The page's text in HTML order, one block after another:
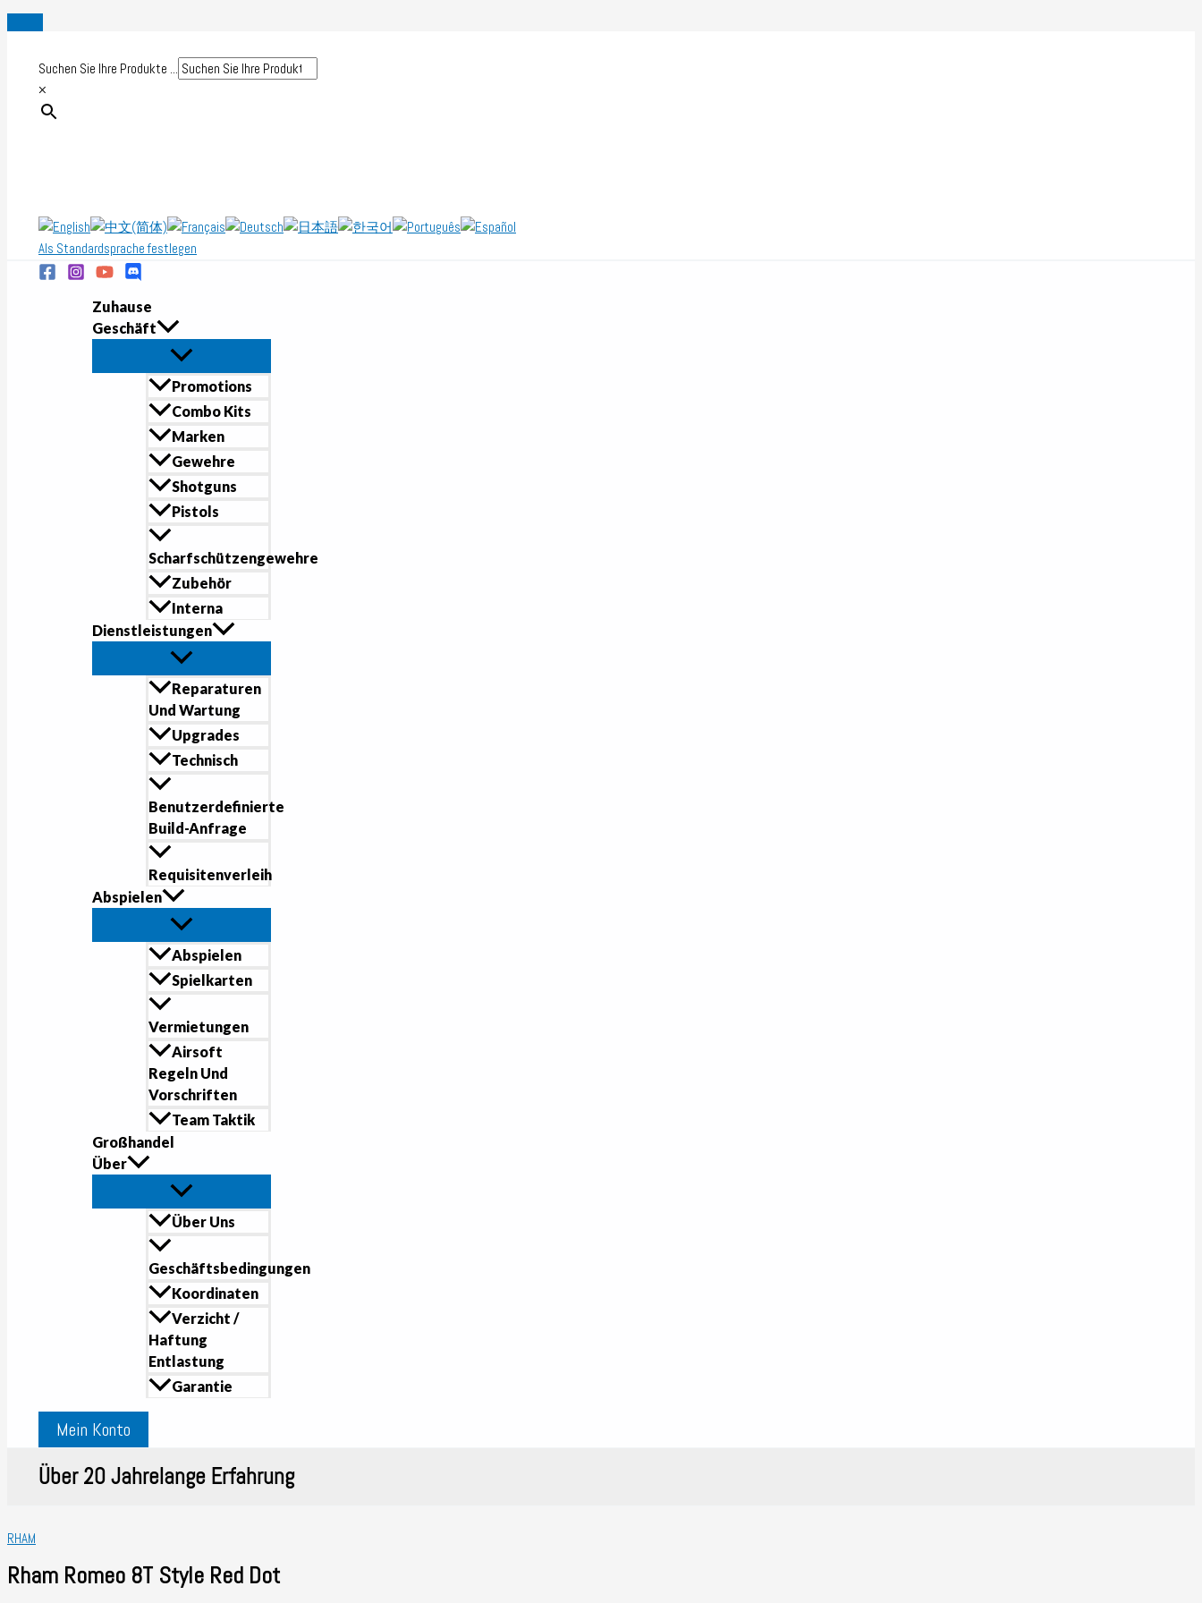
springen
Suchen Sie Ihre Produkte ...
×
Als Standardsprache festlegen
Zuhause
Geschäft
Promotions
Combo Kits
Marken
Gewehre
Shotguns
Pistols
Scharfschützengewehre
Zubehör
Interna
Dienstleistungen
Reparaturen
Und Wartung
Upgrades
Technisch
Benutzerdefinierte
Build-Anfrage
Requisitenverleih
Abspielen
Abspielen
Spielkarten
Vermietungen
Airsoft
Regeln Und
Vorschriften
Team Taktik
Großhandel
Über
Über Uns
Geschäftsbedingungen
Koordinaten
Verzicht /
Haftung
Entlastung
Garantie
Mein Konto
Über 20 Jahrelange Erfahrung
RHAM
Rham Romeo 8T Style Red Dot